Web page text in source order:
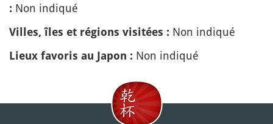
: Non indiqué
Villes, îles et régions visitées : Non indiqué
Lieux favoris au Japon : Non indiqué